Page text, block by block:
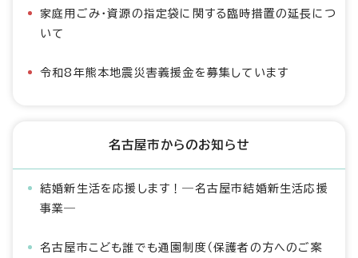
家庭用ごみ・資源の指定袋に関する臨時措置の延長につ
いて
令和8年熊本地震災害義援金を募集しています
名古屋市からのお知らせ
結婚新生活を応援します！―名古屋市結婚新生活応援
事業―
名古屋市こども誰でも通園制度（保護者の方へのご案